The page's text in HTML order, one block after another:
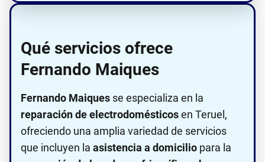
Qué servicios ofrece
Fernando Maiques
Fernando Maiques se especializa en la
reparación de electrodomésticosen Teruel,
ofreciendo una amplia variedad de servicios
que incluyen la asistencia a domicilio para la